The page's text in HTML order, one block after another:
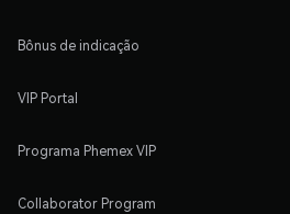
Bônus de indicação
VIP Portal
Programa Phemex VIP
Collaborator Program